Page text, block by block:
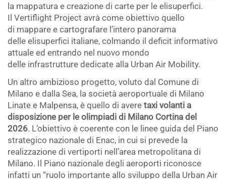
la mappatura e creazione di carte per le elisuperfici.
Il Vertiflight Project avrà come obiettivo quello
di mappare e cartografare l’intero panorama
delle elisuperfici italiane, colmando il deficit informativo
attuale ed entrando nel nuovo mondo
delle infrastrutture dedicate alla Urban Air Mobility.
Un altro ambizioso progetto, voluto dal Comune di
Milano e dalla Sea, la società aeroportuale di Milano
Linate e Malpensa, è quello di avere taxi volanti a
disposizione per le olimpiadi di Milano Cortina del
2026. L’obiettivo è coerente con le linee guida del Piano
strategico nazionale di Enac, in cui si prevede la
realizzazione di vertiporti nell’area metropolitana di
Milano. Il Piano nazionale degli aeroporti riconosce
infatti un “ruolo importante allo sviluppo della Urban Air